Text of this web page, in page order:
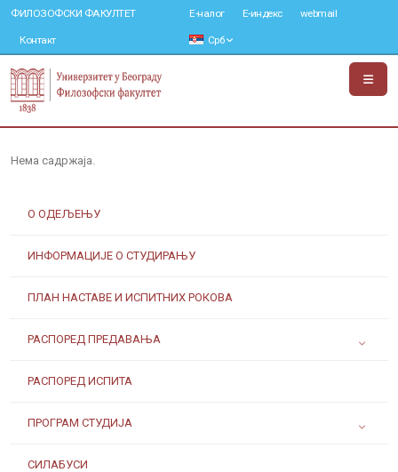
ФИЛОЗОФСКИ ФАКУЛТЕТ
Контакт
Е-налог Е-индекс webmail
Срб
О ОДЕЉЕЊУ
ИНФОРМАЦИЈЕ О СТУДИРАЊУ
ПЛАН НАСТАВЕ И ИСПИТНИХ РОКОВА
РАСПОРЕД ПРЕДАВАЊА
РАСПОРЕД ИСПИТА
ПРОГРАМ СТУДИЈА
СИЛАБУСИ
Нема садржаја.